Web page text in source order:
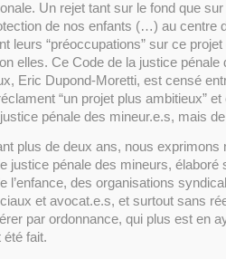
Un rejet tant sur le fond que
de nos enfants (…) au centre
leurs “préoccupations” sur ce
elles. Ce Code de la justice
Eric Dupond-Moretti, est censé
“un projet plus ambitieux”
pénale des mineur.e.s, mais de
plus de deux ans, nous
justice pénale des mineurs, élaboré
l’enfance, des organisations
et avocat.e.s, et surtout sans
par ordonnance, qui plus est en
été fait.